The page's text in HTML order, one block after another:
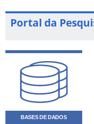
Portal da
BASES DE DADOS